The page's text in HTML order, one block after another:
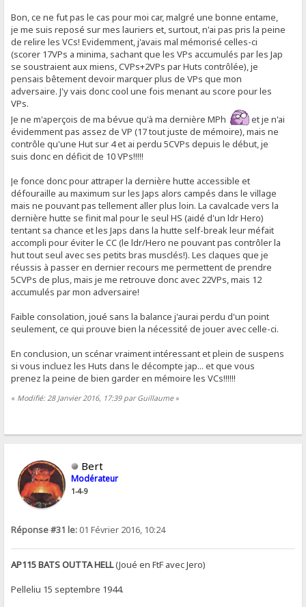
Bon, ce ne fut pas le cas pour moi car, malgré une bonne entame,
je me suis reposé sur mes lauriers et, surtout, n'ai pas pris la peine
de relire les VCs! Evidemment, j'avais mal mémorisé celles-ci
(scorer 17VPs a minima, sachant que les VPs accumulés par les Jap
se soustraient aux miens, CVPs+2VPs par Huts contrôlée), je
pensais bêtement devoir marquer plus de VPs que mon
adversaire. J'y vais donc cool une fois menant au score pour les
VPs.
Je ne m'aperçois de ma bévue qu'à ma dernière MPh
et je n'ai
évidemment pas assez de VP (17 tout juste de mémoire), mais ne
contrôle qu'une Hut sur 4 et ai perdu 5CVPs depuis le début, je
suis donc en déficit de 10 VPs!!!!!
Je fonce donc pour attraper la dernière hutte accessible et
défouraille au maximum sur les Japs alors campés dans le village
mais ne pouvant pas tellement aller plus loin. La cavalcade vers la
dernière hutte se finit mal pour le seul HS (aidé d'un ldr Hero)
tentant sa chance et les Japs dans la hutte self-break leur méfait
accompli pour éviter le CC (le ldr/Hero ne pouvant pas contrôler la
hut tout seul avec ses petits bras musclés!). Les claques que je
réussis à passer en dernier recours me permettent de prendre
5CVPs de plus, mais je me retrouve donc avec 22VPs, mais 12
accumulés par mon adversaire!
Faible consolation, joué sans la balance j'aurai perdu d'un point
seulement, ce qui prouve bien la nécessité de jouer avec celle-ci.
En conclusion, un scénar vraiment intéressant et plein de suspens
si vous incluez les Huts dans le décompte jap... et que vous
prenez la peine de bien garder en mémoire les VCs!!!!!!
« Modifié: 28 Janvier 2016, 17:39 par Guillaume»
Bert
Modérateur
1-4-9
Réponse #31 le: 01 Février 2016, 10:24
AP115 BATS OUTTA HELL(Joué en FtF avec Jero)
Pelleliu 15 septembre 1944.